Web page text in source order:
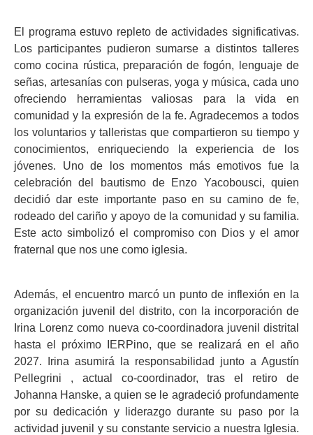
El programa estuvo repleto de actividades significativas.
Los participantes pudieron sumarse a distintos talleres
como cocina rústica, preparación de fogón, lenguaje de
señas, artesanías con pulseras, yoga y música, cada uno
ofreciendo herramientas valiosas para la vida en
comunidad y la expresión de la fe. Agradecemos a todos
los voluntarios y talleristas que compartieron su tiempo y
conocimientos, enriqueciendo la experiencia de los
jóvenes. Uno de los momentos más emotivos fue la
celebración del bautismo de Enzo Yacobousci, quien
decidió dar este importante paso en su camino de fe,
rodeado del cariño y apoyo de la comunidad y su familia.
Este acto simbolizó el compromiso con Dios y el amor
fraternal que nos une como iglesia.
Además, el encuentro marcó un punto de inflexión en la
organización juvenil del distrito, con la incorporación de
Irina Lorenz como nueva co-coordinadora juvenil distrital
hasta el próximo IERPino, que se realizará en el año
2027. Irina asumirá la responsabilidad junto a Agustín
Pellegrini , actual co-coordinador, tras el retiro de
Johanna Hanske, a quien se le agradeció profundamente
por su dedicación y liderazgo durante su paso por la
actividad juvenil y su constante servicio a nuestra Iglesia.